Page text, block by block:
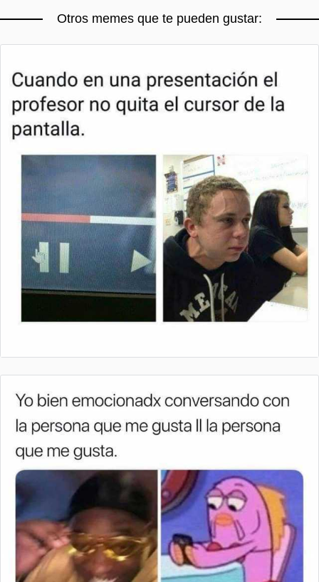
Otros memes que te pueden gustar: